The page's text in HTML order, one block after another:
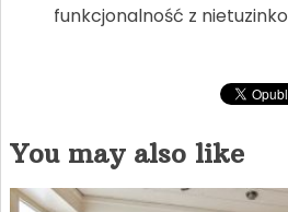
funkcjonalność z
You may also like